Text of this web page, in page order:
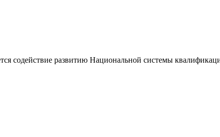
содействие развитию Национальной системы